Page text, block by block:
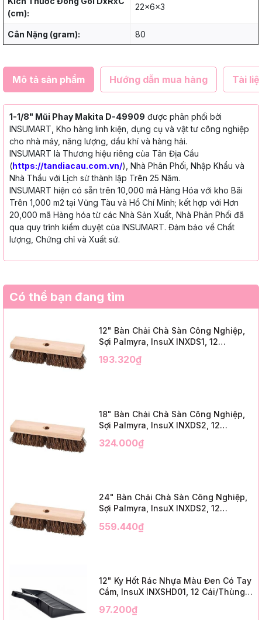
(cm):
22x6x3
Cân Nặng (gram): 80
Mô tả sản phẩm Hướng dẫn mua hàng Tài
1-1/8" Mũi Phay Makita D-49909 được phân phối bởi
INSUMART, Kho hàng linh kiện, dụng cụ và vật tư công nghiệp
cho nhà máy, năng lượng, dầu khí và hàng hải.
INSUMART là Thương hiệu riêng của Tân Địa Cầu
(https://tandiacau.com.vn/), Nhà Phân Phối, Nhập Khẩu và
Nhà Thầu với Lịch sử thành lập Trên 25 Năm.
INSUMART hiện có sẵn trên 10,000 mã Hàng Hóa với kho Bãi
Trên 1,000 m2 tại Vũng Tàu và Hồ Chí Minh; kết hợp với Hơn
20,000 mã Hàng hóa từ các Nhà Sản Xuất, Nhà Phân Phối đã
qua quy trình kiểm duyệt của INSUMART. Đảm bảo về Chất
lượng, Chứng chỉ và Xuất sứ.
Có thể bạn đang tìm
12" Bàn Chải Chà Sàn Công Nghiệp,
Sợi Palmyra, InsuX INXDS1, 12
Trim)
193.320₫
18" Bàn Chải Chà Sàn Công Nghiệp,
Sợi Palmyra, InsuX INXDS2, 12
Trim)
324.000₫
24" Bàn Chải Chà Sàn Công Nghiệp,
Sợi Palmyra, InsuX INXDS2, 12
3" Trim)
559.440₫
12" Ky Hốt Rác Nhựa Màu Đen Có Tay
Cầm, InsuX INXSHD01, 12 Cái/Thùng,
Black Plastic)
97.200₫